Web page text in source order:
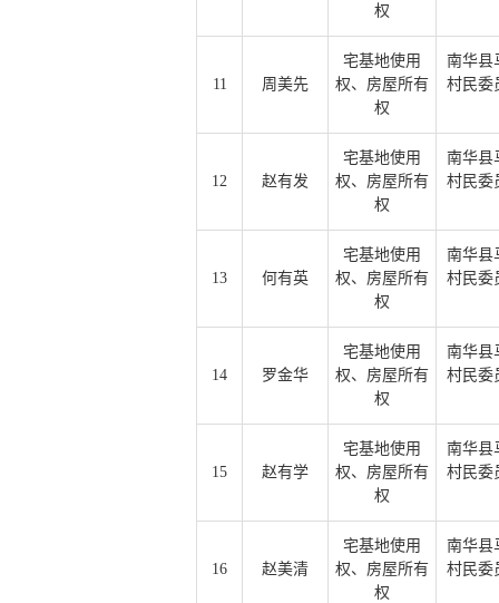
权
11 周美先
宅基地使用
权、房屋所有
权
南华县
村民委
12 赵有发
宅基地使用
权、房屋所有
权
南华县
村民委
13 何有英
宅基地使用
权、房屋所有
权
南华县
村民委
14 罗金华
宅基地使用
权、房屋所有
权
南华县
村民委
15 赵有学
宅基地使用
权、房屋所有
权
南华县
村民委
16 赵美清
宅基地使用
权、房屋所有
权
南华县
村民委